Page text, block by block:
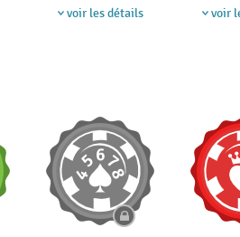
voir les détails voir